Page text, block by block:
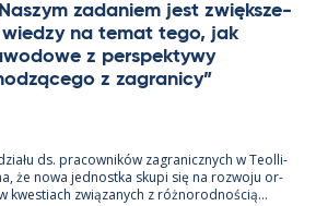
za­da­niem jest zwiększe­
wiedzy na te­mat tego, jak
z pers­pek­tywy
z za­gra­nicy”
ds. pracow­ników za­gra­nicz­nych w Teol­li­
że nowa jed­nostka skupi się na rozwoju or­
kwes­tiach związa­nych z róż­no­rod­nością...